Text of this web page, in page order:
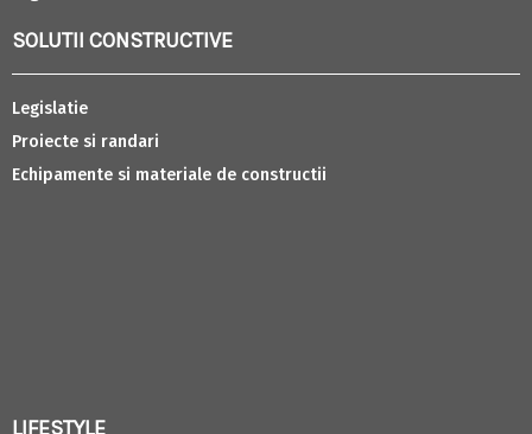
SOLUTII CONSTRUCTIVE
Legislatie
Proiecte si randari
Echipamente si materiale de constructii
LIFESTYLE